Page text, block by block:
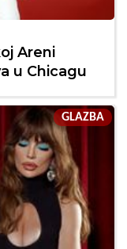
Areni
u Chicagu
GLAZBA